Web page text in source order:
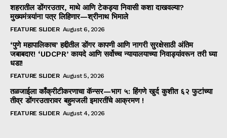
शहरातील डोंगरउतार, माथे आणि टेकड्या निवासी कशा दाखवल्या?
मुख्यमंत्र्यांना पत्र लिहिणार—श्रीनाथ भिमाले
FEATURE SLIDER August 6, 2026
‘पुणे महापालिकाच’ हद्दीतील डोंगर कापणी आणि नागरी सुरक्षेसाठी अंतिम
जबाबदार! ‘UDCPR’ कायदे आणि सर्वोच्च न्यायालयाच्या निवाड्यांवरून तरी घ्या
धडा!
FEATURE SLIDER August 5, 2026
तळजाईला काँक्रीटीकरणाचा कॅन्सर—भाग ५: हिंगणे खुर्द कुशीत ६२ फुटांच्या
तीव्र डोंगरउतारावर बहुमजली इमारतींचे आक्रमण !
FEATURE SLIDER August 4, 2026